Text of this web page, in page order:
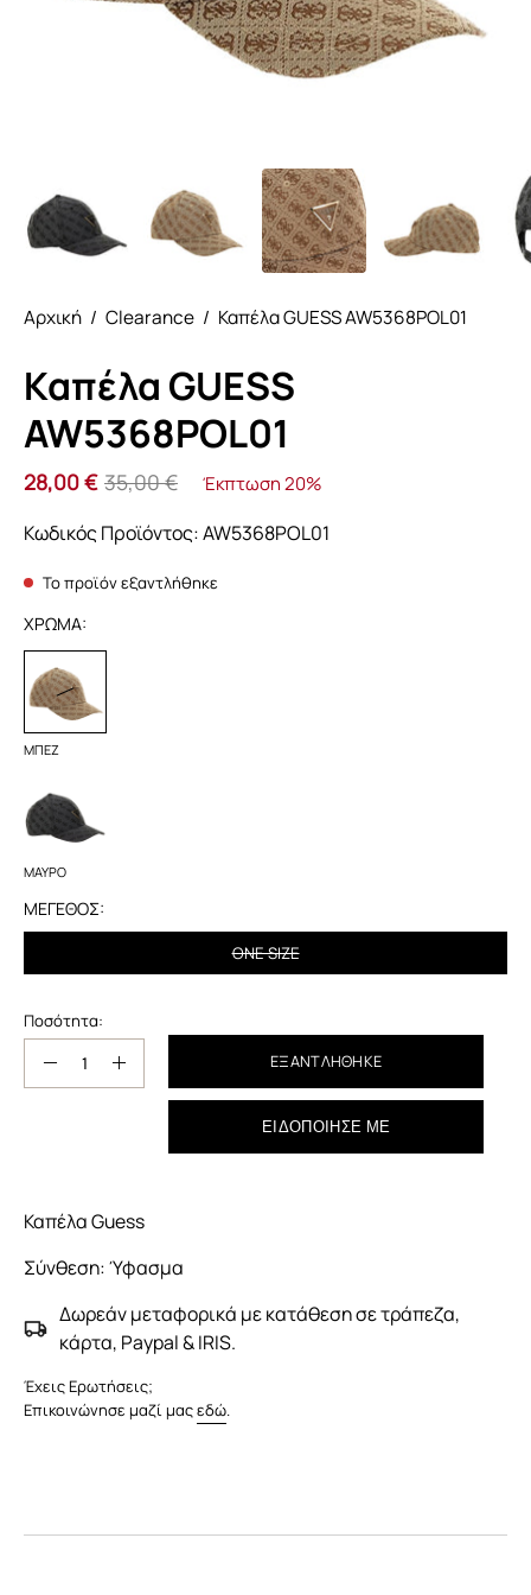
Αρχική / Clearance / Καπέλα GUESS AW5368POL01
Καπέλα GUESS
AW5368POL01
28,00 € 35,00 € Έκπτωση20%
Κωδικός Προϊόντος:AW5368POL01
Το προϊόν εξαντλήθηκε
ΧΡΩΜΑ:
ΜΠΕΖ
ΜΠΕΖ
ΜΑΥΡΟ
ΜΑΥΡΟ
ΜΕΓΕΘΟΣ:
ONE SIZE
Ποσότητα:
Ποσότητα:
ΜείωσηΑύξηση
ποσότητας
ΕΞΑΝΤΛΉΘΗΚΕ
ΕΙΔΟΠΟΊΗΣΈ ΜΕ
Καπέλα Guess
Σύνθεση: Ύφασμα
Δωρεάν μεταφορικά με κατάθεση σε τράπεζα,
κάρτα, Paypal & IRIS.
Έχεις Ερωτήσεις;
Επικοινώνησε μαζί μαςεδώ.